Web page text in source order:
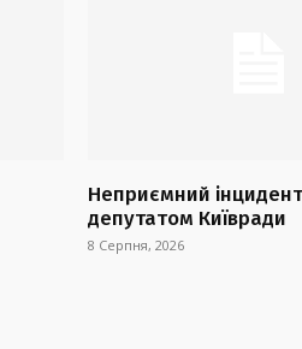
Неприємний
депутатом Київради
8 Серпня, 2026